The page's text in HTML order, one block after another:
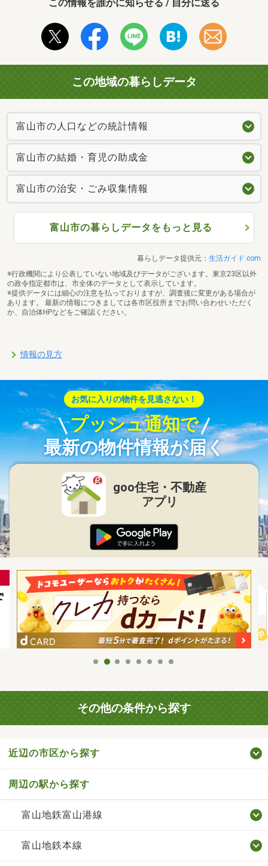
この情報を誰かに知らせる / 自分に送る
この地域の暮らしデータ
富山市の人口などの統計情報
富山市の結婚・育児の助成金
富山市の治安・ごみ収集情報
富山市の暮らしデータをもっと見る
暮らしデータ提供元： 生活ガイド.com
※行政機関により公表していない地域及びデータがございます。東京23区以外
の政令指定都市は、市全体のデータとして表示しています。
※提供データには細心の注意を払っておりますが、調査後に変更がある場合が
あります。 最新の情報につきましては各市区役所までお問い合わせいただく
か、自治体HPなどをご確認ください。
情報の見方
お気に入りの物件を見逃さない！
プッシュ通知で
最新の物件情報が届く
goo住宅・不動産
アプリ
その他の条件から探す
近辺の市区から探す
周辺の駅から探す
富山地鉄富山港線
富山地鉄本線